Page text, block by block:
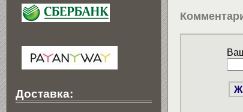
Ж
Доставка: